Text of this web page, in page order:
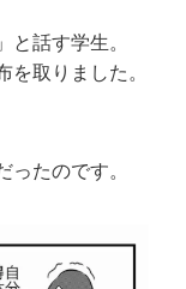
と話す学生。
取りました。
たのです。